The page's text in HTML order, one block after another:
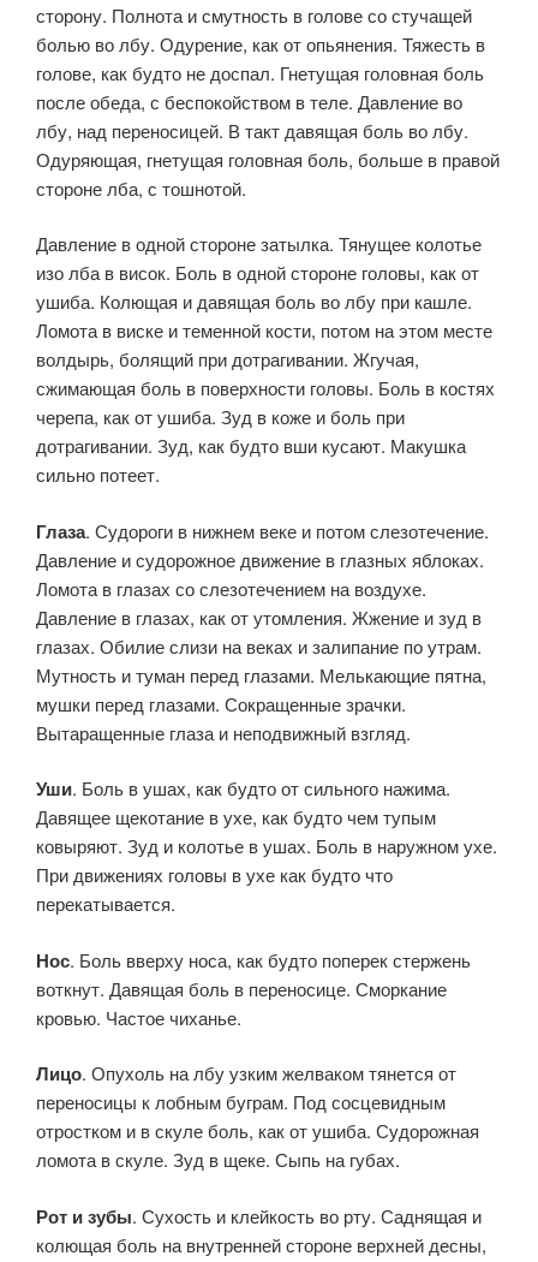
сторону. Полнота и смут­ность в голове со стучащей
болью во лбу. Одурение, как от опьяне­ния. Тяжесть в
голове, как будто не доспал. Гнетущая головная боль
после обеда, с беспокойством в теле. Давление во
лбу, над переноси­цей. В такт давящая боль во лбу.
Одуряющая, гнетущая головная боль, больше в правой
стороне лба, с тошнотой.
Давление в одной стороне затылка. Тянущее колотье
изо лба в висок. Боль в одной сто­роне головы, как от
ушиба. Колющая и давящая боль во лбу при каш­ле.
Ломота в виске и теменной кости, потом на этом месте
волдырь, болящий при дотрагивании. Жгучая,
сжимающая боль в поверхности головы. Боль в костях
черепа, как от ушиба. Зуд в коже и боль при
дотрагивании. Зуд, как будто вши кусают. Макушка
сильно потеет.
Глаза. Судороги в нижнем веке и потом слезотечение.
Давле­ние и судорожное движение в глазных яблоках.
Ломота в глазах со слезотечением на воздухе.
Давление в глазах, как от утомления. Жжение и зуд в
глазах. Обилие слизи на веках и залипание по утрам.
Мутность и туман перед глазами. Мелькающие пятна,
мушки перед глазами. Сокращенные зрачки.
Вытаращенные глаза и неподвижный взгляд.
Уши. Боль в ушах, как будто от сильного нажима.
Давящее ще­котание в ухе, как будто чем тупым
ковыряют. Зуд и колотье в ушах. Боль в наружном ухе.
При движениях головы в ухе как будто что
перекатывается.
Нос. Боль вверху носа, как будто поперек стержень
воткнут. Давящая боль в переносице. Сморкание
кровью. Частое чиханье.
Лицо. Опухоль на лбу узким желваком тянется от
переносицы к лобным буграм. Под сосцевидным
отростком и в скуле боль, как от ушиба. Судорожная
ломота в скуле. Зуд в щеке. Сыпь на губах.
Рот и зубы. Сухость и клейкость во рту. Саднящая и
колющая боль на внутренней стороне верхней десны,